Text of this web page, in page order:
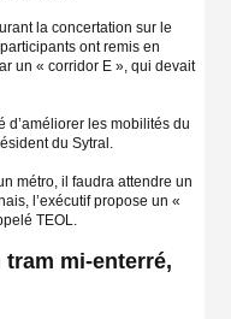
la concertation sur le
ont remis en
un « corridor E », qui devait
d’améliorer les mobilités du
du Sytral.
métro, il faudra attendre un
l’exécutif propose un «
TEOL.
tram mi-enterré,